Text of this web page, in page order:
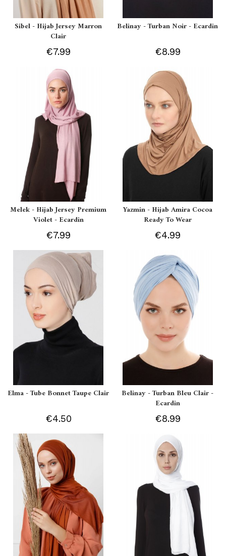
Sibel - Hijab Jersey Marron
Clair
€7.99
Belinay - Turban Noir - Ecardin
€8.99
Melek - Hijab Jersey Premium
Violet - Ecardin
€7.99
Yazmin - Hijab Amira Cocoa
Ready To Wear
€4.99
Elma - Tube Bonnet Taupe Clair
€4.50
Belinay - Turban Bleu Clair -
Ecardin
€8.99